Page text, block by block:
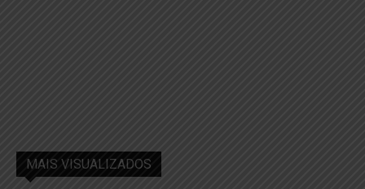
MAIS VISUALIZADOS